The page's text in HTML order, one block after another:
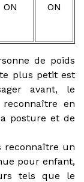
ON ON
de poids
plus petit est
avant, le
en
posture et de
reconnaître un
pour enfant,
tels que le